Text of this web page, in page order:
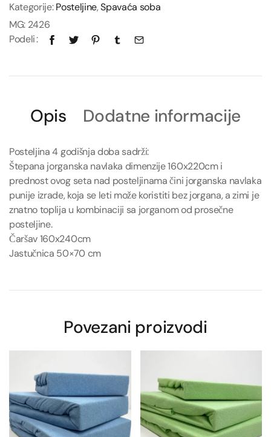
Kategorije:Posteljine,Spavaća soba
MG: 2426
Podeli
Opis Dodatne informacije
Posteljina 4 godišnja doba sadrži:
Štepana jorganska navlaka dimenzije 160x220cm i
prednost ovog seta nad posteljinama čini jorganska navlaka
punije izrade, koja se leti može koristiti bez jorgana, a zimi je
znatno toplija u kombinaciji sa jorganom od prosečne
posteljine.
Čaršav 160x240cm
Jastučnica 50×70 cm
Povezani proizvodi